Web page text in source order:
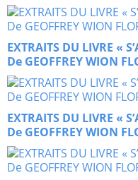
EXTRAITS DU LIVRE «
De GEOFFREY WION
EXTRAITS DU LIVRE «
De GEOFFREY WION